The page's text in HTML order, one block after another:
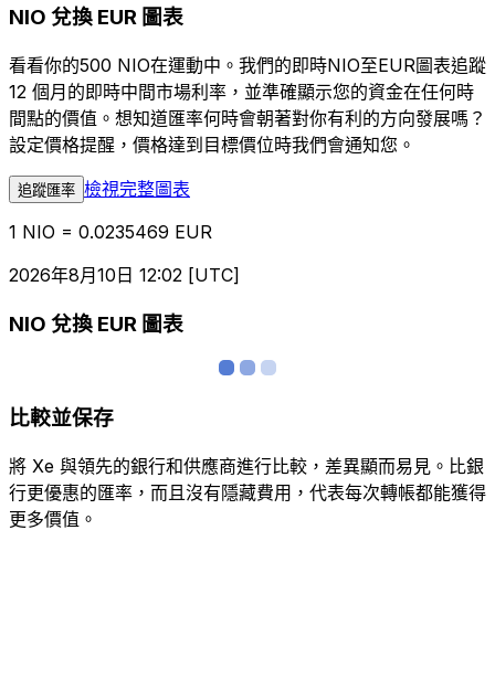
NIO 兌換 EUR 圖表
看看你的500 NIO在運動中。我們的即時NIO至EUR圖表追蹤
12 個月的即時中間市場利率，並準確顯示您的資金在任何時
間點的價值。想知道匯率何時會朝著對你有利的方向發展嗎？
設定價格提醒，價格達到目標價位時我們會通知您。
追蹤匯率 檢視完整圖表
1 NIO = 0.0235469 EUR
2026年8月10日 12:02 [UTC]
NIO 兌換 EUR 圖表
比較並保存
將 Xe 與領先的銀行和供應商進行比較，差異顯而易見。比銀
行更優惠的匯率，而且沒有隱藏費用，代表每次轉帳都能獲得
更多價值。